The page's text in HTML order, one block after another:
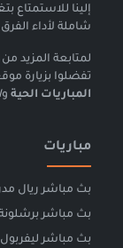
إلينا للاستمتاع
شاملة لأداء الفرق
لمتابعة المزيد من
تفضلوا بزيارة
المباريات الحية و
مباريات
بث مباشر ريال
بث مباشر
بث مباشر ليفربول